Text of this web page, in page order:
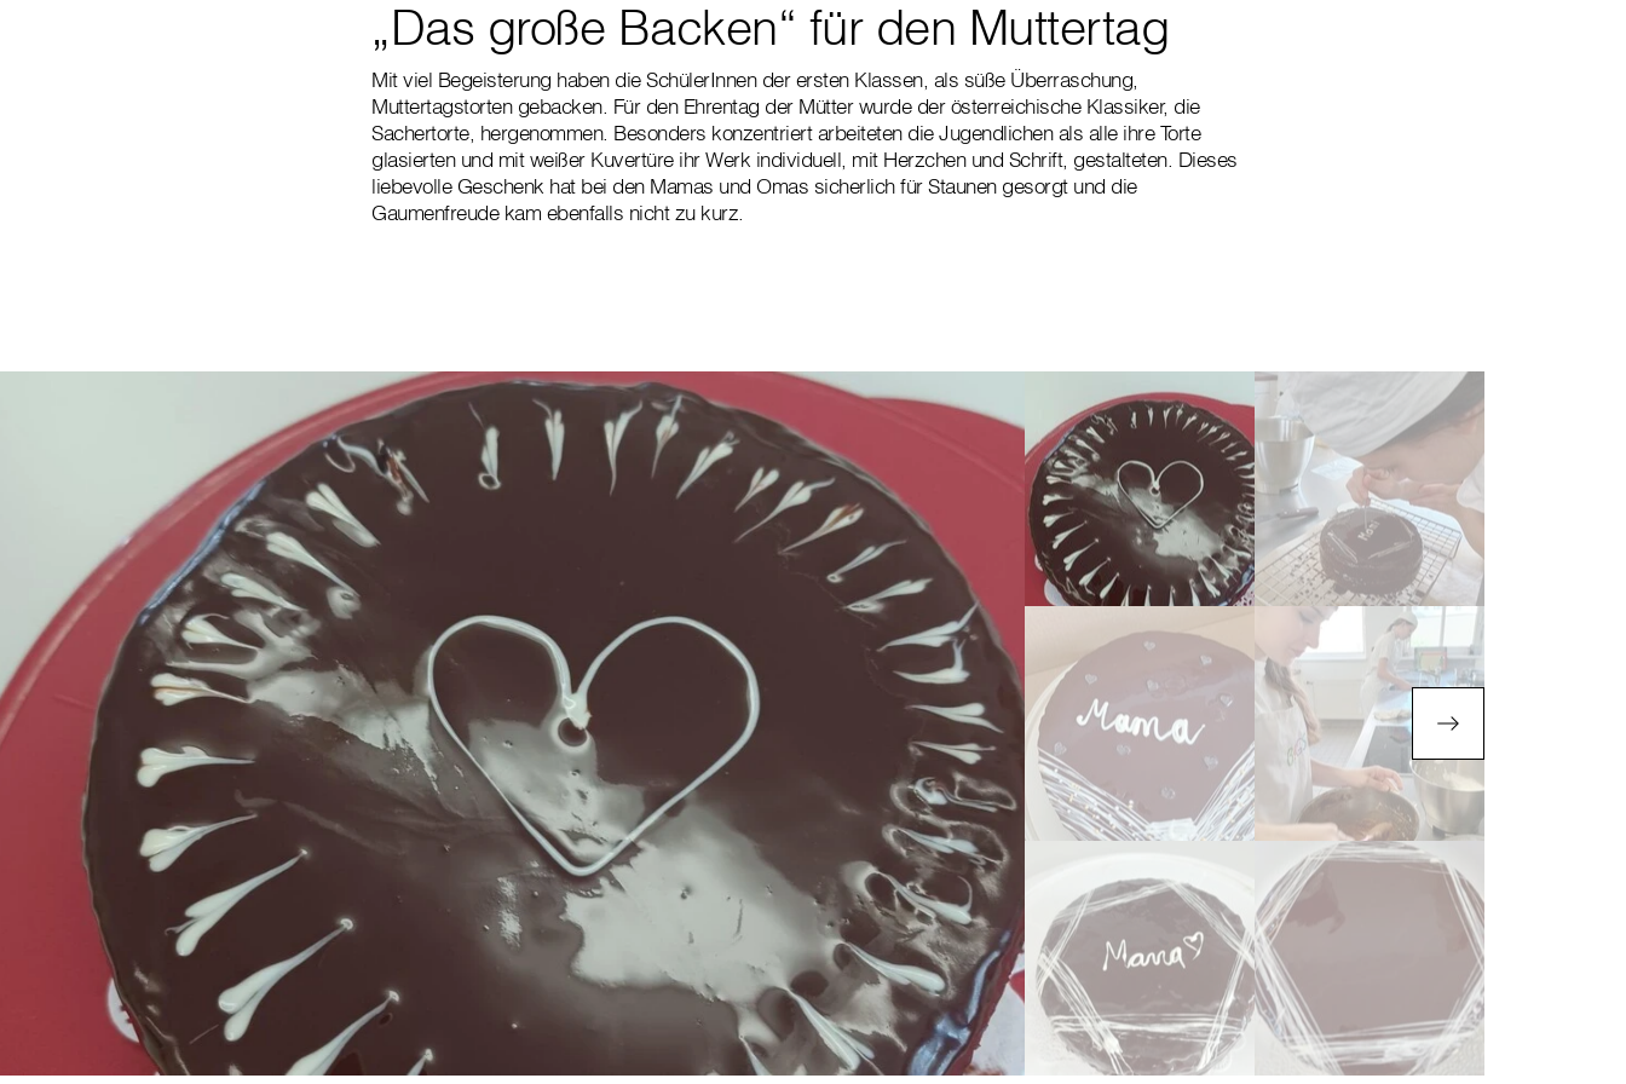
„Das große Backen“ für den Muttertag
Mit viel Begeisterung haben die SchülerInnen der ersten Klassen, als süße Überraschung,
Muttertagstorten gebacken. Für den Ehrentag der Mütter wurde der österreichische Klassiker, die
Sachertorte, hergenommen. Besonders konzentriert arbeiteten die Jugendlichen als alle ihre Torte
glasierten und mit weißer Kuvertüre ihr Werk individuell, mit Herzchen und Schrift, gestalteten. Dieses
liebevolle Geschenk hat bei den Mamas und Omas sicherlich für Staunen gesorgt und die
Gaumenfreude kam ebenfalls nicht zu kurz.